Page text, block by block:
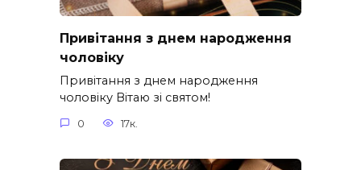
Привітання з днем народження
чоловіку
Привітання з днем народження
чоловіку Вітаю зі святом!
0 17к.